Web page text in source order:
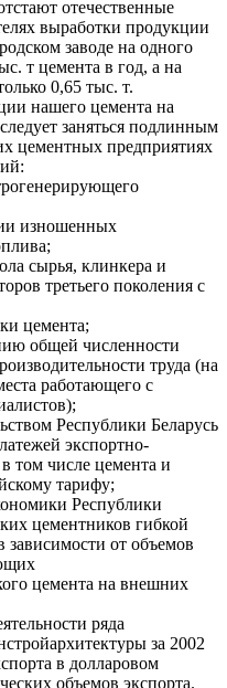
отечественные
выработки продукции
заводе на одного
т цемента в год, а на
0,65 тыс. т.
нашего цемента на
заняться подлинным
цементных предприятиях
изношенных
сырья, клинкера и
третьего поколения с
цемента;
общей численности
труда (на
работающего с
Республики Беларусь
экспортно-
том числе цемента и
тарифу;
Республики
цементников гибкой
от объемов
цемента на внешних
ряда
за 2002
в долларовом
объемов экспорта.